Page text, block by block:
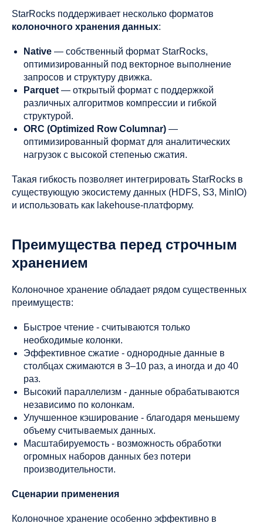
StarRocks поддерживает несколько форматов
колоночного хранения данных:
Native — собственный формат StarRocks,
оптимизированный под векторное выполнение
запросов и структуру движка.
Parquet — открытый формат с поддержкой
различных алгоритмов компрессии и гибкой
структурой.
ORC (Optimized Row Columnar) —
оптимизированный формат для аналитических
нагрузок с высокой степенью сжатия.
Такая гибкость позволяет интегрировать StarRocks в
существующую экосистему данных (HDFS, S3, MinIO)
и использовать как lakehouse-платформу.
Преимущества перед строчным
хранением
Колоночное хранение обладает рядом существенных
преимуществ:
Быстрое чтение - считываются только
необходимые колонки.
Эффективное сжатие - однородные данные в
столбцах сжимаются в 3–10 раз, а иногда и до 40
раз.
Высокий параллелизм - данные обрабатываются
независимо по колонкам.
Улучшенное кэширование - благодаря меньшему
объему считываемых данных.
Масштабируемость - возможность обработки
огромных наборов данных без потери
производительности.
Сценарии применения
Колоночное хранение особенно эффективно в